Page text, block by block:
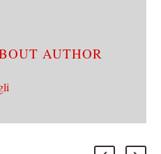
AUTHOR